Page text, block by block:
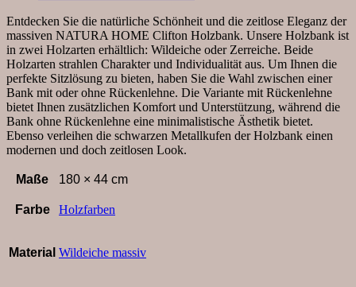
massiv,
natur
Menge
Entdecken Sie die natürliche Schönheit und die zeitlose Eleganz der
massiven NATURA HOME Clifton Holzbank. Unsere Holzbank ist
in zwei Holzarten erhältlich: Wildeiche oder Zerreiche. Beide
Holzarten strahlen Charakter und Individualität aus. Um Ihnen die
perfekte Sitzlösung zu bieten, haben Sie die Wahl zwischen einer
Bank mit oder ohne Rückenlehne. Die Variante mit Rückenlehne
bietet Ihnen zusätzlichen Komfort und Unterstützung, während die
Bank ohne Rückenlehne eine minimalistische Ästhetik bietet.
Ebenso verleihen die schwarzen Metallkufen der Holzbank einen
modernen und doch zeitlosen Look.
Maße 180 × 44 cm
Farbe Holzfarben
Material Wildeiche massiv